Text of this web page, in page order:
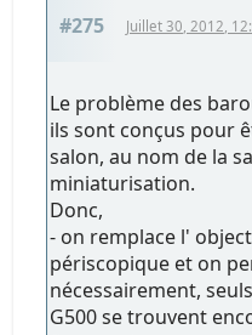
#275 Juillet 30, 2012,
Le problème des
ils sont conçus pour
salon, au nom de la
miniaturisation.
Donc,
- on remplace l'
périscopique et on
nécessairement,
G500 se trouvent